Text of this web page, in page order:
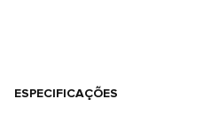
ESPECIFICAÇÕES